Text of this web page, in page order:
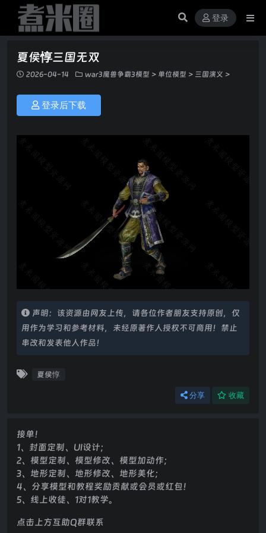
登录
夏侯惇三国无双
2026-04-14 war3魔兽争霸3模型 > 单位模型 > 三国演义 >
登录后下载
声明：该资源由网友上传，请各位作者朋友支持原创，仅
用作为学习和参考材料，未经原著作人授权不可商用！禁止
串改和发表他人作品！
夏侯惇
分享 收藏
接单！
1、封面定制、UI设计；
2、模型定制、模型修改、模型加动作；
3、地形定制、地形修改、地形美化；
4、分享模型和教程奖励贡献或会员或红包！
5、线上收徒、1对1教学。
点击上方互助Q群联系